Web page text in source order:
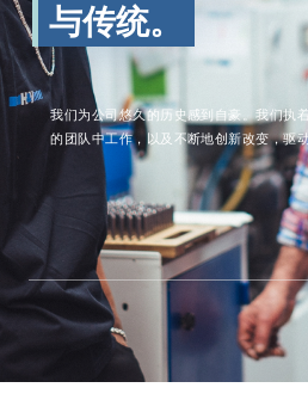
与传统。
我们为公司悠久的历史感到自豪。我们执
的团队中工作，以及不断地创新改变，驱